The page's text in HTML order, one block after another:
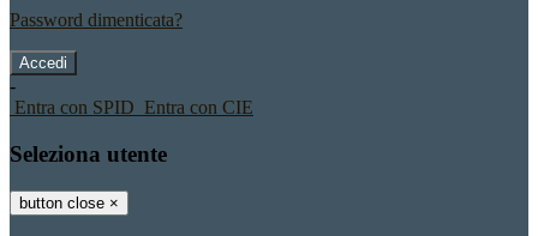
Password dimenticata?
-
Entra con SPID Entra con CIE
Seleziona utente
button close ×